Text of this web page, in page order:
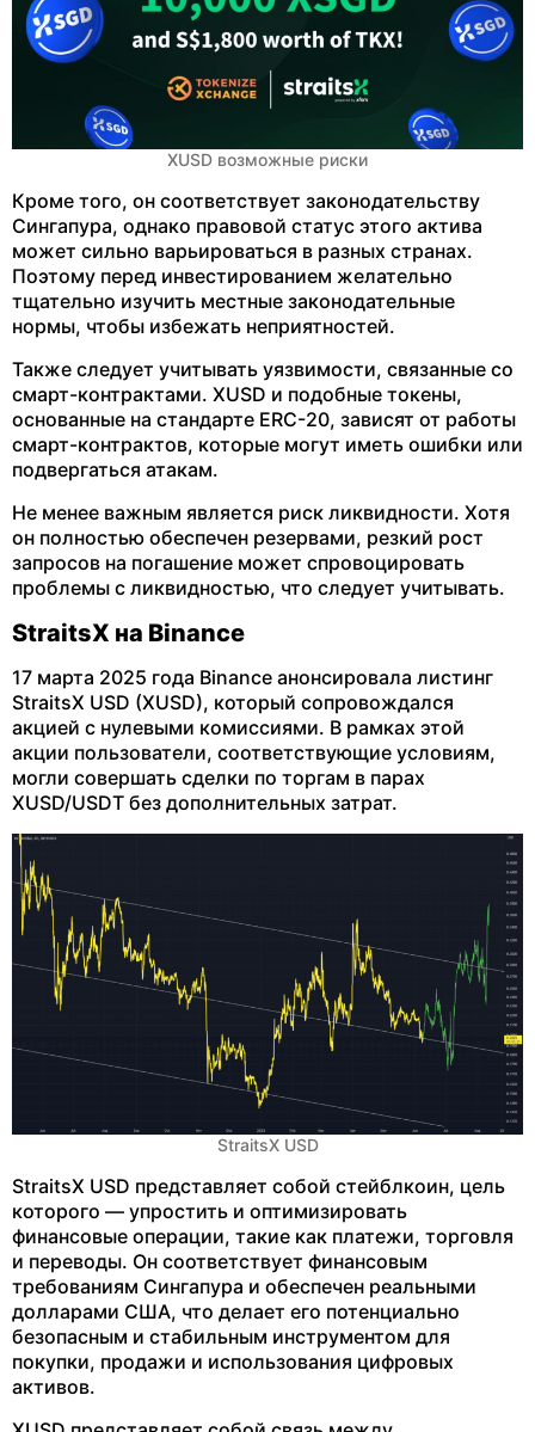
XUSD возможные риски
Кроме того, он соответствует законодательству
Сингапура, однако правовой статус этого актива
может сильно варьироваться в разных странах.
Поэтому перед инвестированием желательно
тщательно изучить местные законодательные
нормы, чтобы избежать неприятностей.
Также следует учитывать уязвимости, связанные со
смарт-контрактами. XUSD и подобные токены,
основанные на стандарте ERC-20, зависят от работы
смарт-контрактов, которые могут иметь ошибки или
подвергаться атакам.
Не менее важным является риск ликвидности. Хотя
он полностью обеспечен резервами, резкий рост
запросов на погашение может спровоцировать
проблемы с ликвидностью, что следует учитывать.
StraitsX на Binance
17 марта 2025 года Binance анонсировала листинг
StraitsX USD (XUSD), который сопровождался
акцией с нулевыми комиссиями. В рамках этой
акции пользователи, соответствующие условиям,
могли совершать сделки по торгам в парах
XUSD/USDT без дополнительных затрат.
StraitsX USD
StraitsX USD представляет собой стейблкоин, цель
которого — упростить и оптимизировать
финансовые операции, такие как платежи, торговля
и переводы. Он соответствует финансовым
требованиям Сингапура и обеспечен реальными
долларами США, что делает его потенциально
безопасным и стабильным инструментом для
покупки, продажи и использования цифровых
активов.